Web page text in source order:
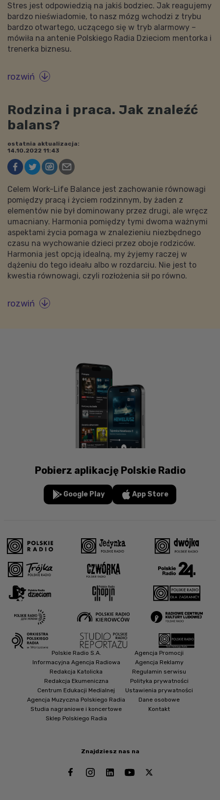
Stres jest odpowiedzią na jakiś bodziec. Jak reagujemy
bardzo nieświadomie, to nasz mózg wchodzi z trybu
bardzo otwartego, uczącego się w tryb alarmowy –
mówiła na antenie Polskiego Radia Dzieciom mentorka i
trenerka biznesu.
rozwiń 
Rodzina i praca. Jak znaleźć
balans?
ostatnia aktualizacja:
14.10.2022 11:43
Celem Work-Life Balance jest zachowanie równowagi
pomiędzy pracą i życiem rodzinnym, by żaden z
elementów nie był dominowany przez drugi, ale wręcz
umacniany. Harmonia pomiędzy tymi dwoma ważnymi
aspektami życia pomaga w znalezieniu niezbędnego
czasu na wychowanie dzieci przez oboje rodziców.
Harmonia jest opcją idealną, my żyjemy raczej w
dążeniu do tego ideału albo w rozdarciu. Nie jest to
kwestia równowagi, czyli rozłożenia sił po równo.
rozwiń 
Pobierz aplikację Polskie Radio
Google Play App Store
Znajdziesz nas na
Polskie Radio S.A.
Informacyjna Agencja Radiowa
Redakcja Katolicka
Redakcja Ekumeniczna
Centrum Edukacji Medialnej
Agencja Muzyczna Polskiego Radia
Studia nagraniowe i koncertowe
Sklep Polskiego Radia
Agencja Promocji
Agencja Reklamy
Regulamin serwisu
Polityka prywatności
Ustawienia prywatności
Dane osobowe
Kontakt